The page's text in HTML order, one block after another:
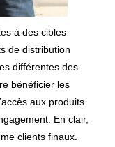
à des cibles
de distribution
différentes des
bénéficier les
aux produits
En clair,
clients finaux.